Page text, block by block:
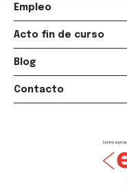
Empleo
Acto fin de curso
Blog
Contacto